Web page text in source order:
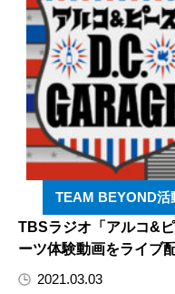
TEAM BEYOND活
TBSラジオ「アルコ&
ーツ体験動画をライブ
2021.03.03